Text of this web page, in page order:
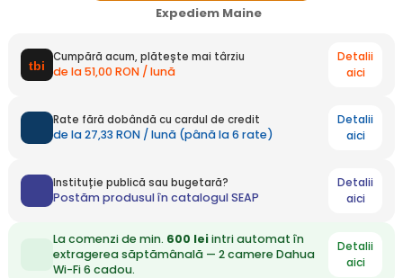
Expediem Maine
Cumpără acum, plătește mai târziu
de la 51,00 RON / lună
Detalii
aici
Rate fără dobândă cu cardul de credit
de la 27,33 RON / lună (până la 6 rate)
Detalii
aici
Instituție publică sau bugetară?
Postăm produsul în catalogul SEAP
Detalii
aici
La comenzi de min. 600 leiintri automat în
extragerea săptămânală — 2 camere Dahua
Wi-Fi 6 cadou.
Detalii
aici